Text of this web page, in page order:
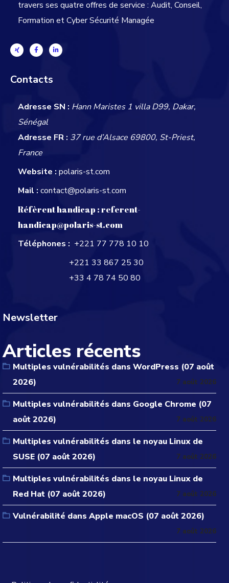
travers ses quatre offres de service : Audit, Conseil,
Formation et Cyber Sécurité Managée
Contacts
Adresse SN : Hann Maristes 1 villa D99, Dakar,
Sénégal
Adresse FR : 37 rue d’Alsace 69800, St-Priest,
France
Website : polaris-st.com
Mail : contact@polaris-st.com
Réfèrent handicap :referent-
handicap@polaris-st.com
Téléphones : +221 77 778 10 10
+221 33 867 25 30
+33 4 78 74 50 80
Newsletter
Articles récents
Multiples vulnérabilités dans WordPress (07 août
2026)
7 août 2026
Multiples vulnérabilités dans Google Chrome (07
août 2026)
7 août 2026
Multiples vulnérabilités dans le noyau Linux de
SUSE (07 août 2026)
7 août 2026
Multiples vulnérabilités dans le noyau Linux de
Red Hat (07 août 2026)
7 août 2026
Vulnérabilité dans Apple macOS (07 août 2026)
7 août 2026